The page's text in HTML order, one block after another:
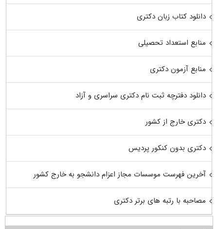
دانلود کتاب زبان دکتری
منابع استعداد تحصیلی
منابع آزمون دکتری
دانلود دفترچه ثبت نام دکتری سراسری و آزاد
دکتری خارج از کشور
دکتری بدون کنکور پردیس
آخرین فهرست موسسات مجاز اعزام دانشجو به خارج کشور
مصاحبه با رتبه های برتر دکتری